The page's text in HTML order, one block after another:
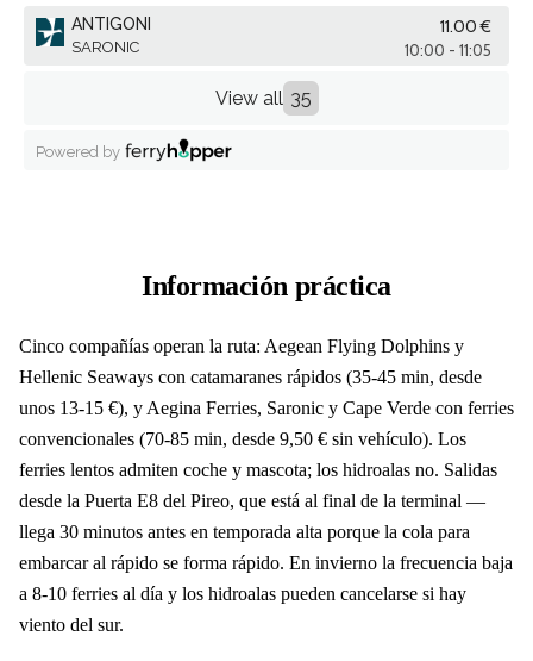
Información práctica
Cinco compañías operan la ruta: Aegean Flying Dolphins y
Hellenic Seaways con catamaranes rápidos (35-45 min, desde
unos 13-15 €), y Aegina Ferries, Saronic y Cape Verde con ferries
convencionales (70-85 min, desde 9,50 € sin vehículo). Los
ferries lentos admiten coche y mascota; los hidroalas no. Salidas
desde la Puerta E8 del Pireo, que está al final de la terminal —
llega 30 minutos antes en temporada alta porque la cola para
embarcar al rápido se forma rápido. En invierno la frecuencia baja
a 8-10 ferries al día y los hidroalas pueden cancelarse si hay
viento del sur.